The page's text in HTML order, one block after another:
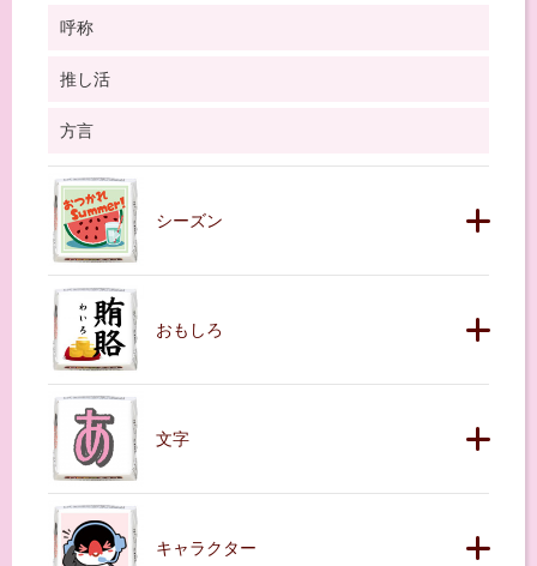
呼称
推し活
方言
シーズン
おもしろ
文字
キャラクター